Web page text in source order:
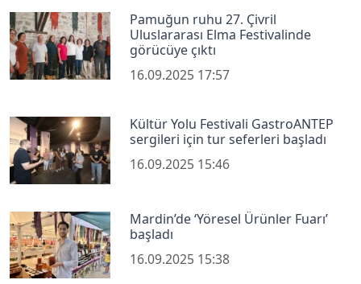
Pamuğun ruhu 27. Çivril
Uluslararası Elma Festivalinde
görücüye çıktı
16.09.2025 17:57
Kültür Yolu Festivali GastroANTEP
sergileri için tur seferleri başladı
16.09.2025 15:46
Mardin’de ‘Yöresel Ürünler Fuarı’
başladı
16.09.2025 15:38